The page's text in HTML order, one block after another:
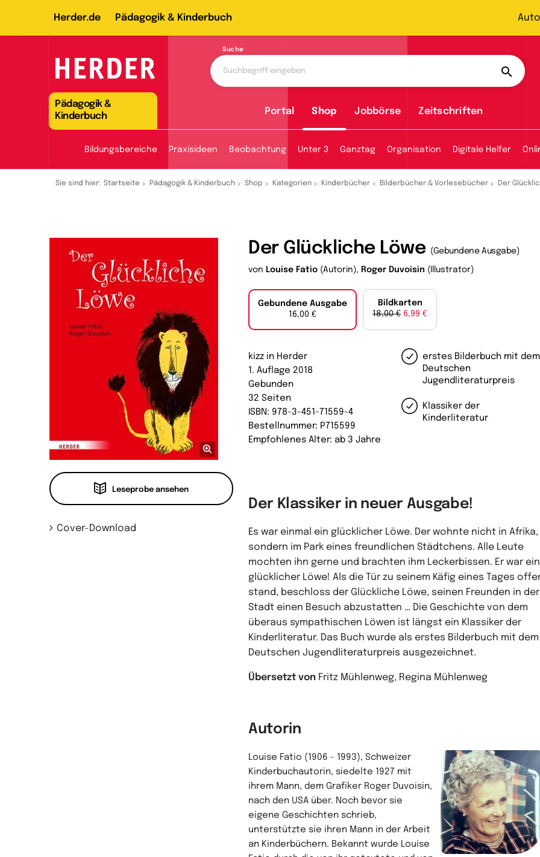
Herder.de Pädagogik & Kinderbuch
Suche
Pädagogik &
Kinderbuch
Portal Shop Jobbörse Zeitschriften
Bildungsbereiche Praxisideen Beobachtung Unter 3 Ganztag Organisation Digitale Helfer
Sie sind hier: Startseite Pädagogik & Kinderbuch Shop Kategorien Kinderbücher Bilderbücher & Vorlesebücher Der
Leseprobe ansehen
Cover-Download
Der Glückliche Löwe (Gebundene Ausgabe)
von Louise Fatio (Autorin), Roger Duvoisin (Illustrator)
Gebundene Ausgabe
16,00 €
Bildkarten
18,00 € 6,99 €
erstes Bilderbuch mit dem
Deutschen
Jugendliteraturpreis
Klassiker der
Kinderliteratur
kizz in Herder
1. Auflage 2018
Gebunden
32 Seiten
ISBN: 978-3-451-71559-4
Bestellnummer: P715599
Empfohlenes Alter: ab 3 Jahre
Der Klassiker in neuer Ausgabe!
Es war einmal ein glücklicher Löwe. Der wohnte nicht in Afrika,
sondern im Park eines freundlichen Städtchens. Alle Leute
mochten ihn gerne und brachten ihm Leckerbissen. Er war ein
glücklicher Löwe! Als die Tür zu seinem Käfig eines Tages
stand, beschloss der Glückliche Löwe, seinen Freunden in der
Stadt einen Besuch abzustatten … Die Geschichte von dem
überaus sympathischen Löwen ist längst ein Klassiker der
Kinderliteratur. Das Buch wurde als erstes Bilderbuch mit dem
Deutschen Jugendliteraturpreis ausgezeichnet.
Übersetzt von Fritz Mühlenweg, Regina Mühlenweg
Autorin
Louise Fatio (1906 - 1993), Schweizer
Kinderbuchautorin, siedelte 1927 mit
ihrem Mann, dem Grafiker Roger Duvoisin,
nach den USA über. Noch bevor sie
eigene Geschichten schrieb,
unterstützte sie ihren Mann in der Arbeit
an Kinderbüchern. Bekannt wurde Louise